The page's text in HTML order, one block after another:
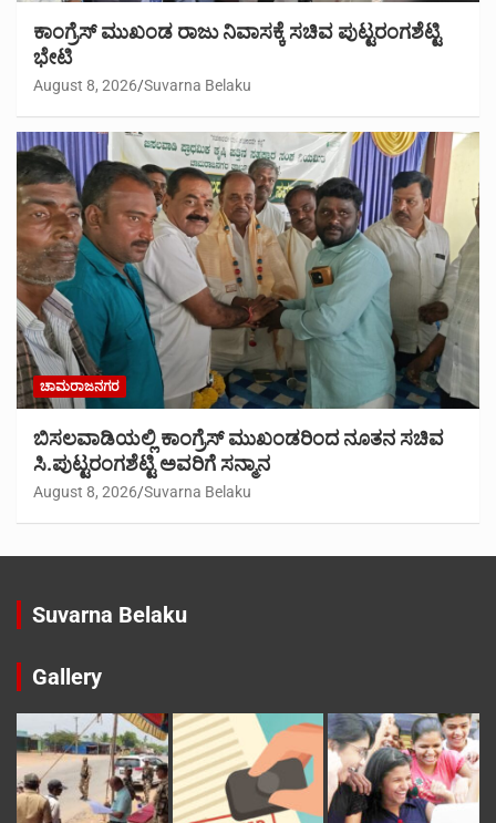
ಕಾಂಗ್ರೆಸ್ ಮುಖಂಡ ರಾಜು ನಿವಾಸಕ್ಕೆ ಸಚಿವ ಪುಟ್ಟರಂಗಶೆಟ್ಟಿ
ಭೇಟಿ
August 8, 2026 Suvarna Belaku
ಚಾಮರಾಜನಗರ
ಬಿಸಲವಾಡಿಯಲ್ಲಿ ಕಾಂಗ್ರೆಸ್ ಮುಖಂಡರಿಂದ ನೂತನ ಸಚಿವ
ಸಿ.ಪುಟ್ಟರಂಗಶೆಟ್ಟಿ ಅವರಿಗೆ ಸನ್ಮಾನ
August 8, 2026 Suvarna Belaku
Suvarna Belaku
Gallery